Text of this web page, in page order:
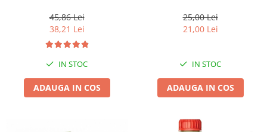
45,86 Lei
38,21 Lei
IN STOC
ADAUGA IN COS
25,00 Lei
21,00 Lei
IN STOC
ADAUGA IN COS